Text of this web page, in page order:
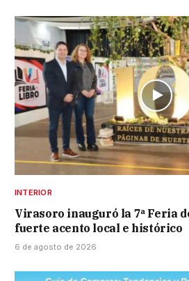
INTERIOR
Virasoro inauguró la 7ª Feria
fuerte acento local e histórico
6 de agosto de 2026